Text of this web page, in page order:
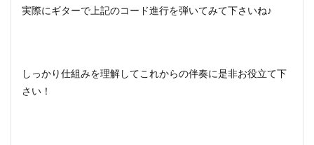
実際にギターで上記のコード進行を弾いてみて下さいね♪
しっかり仕組みを理解してこれからの伴奏に是非お役立て下
さい！